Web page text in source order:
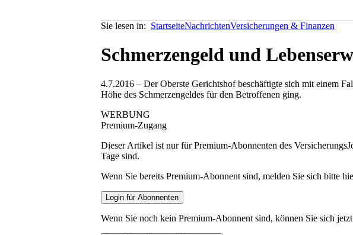
Sie lesen in: StartseiteNachrichtenVersicherungen & Finanzen
Schmerzengeld und
4.7.2016 – Der Oberste Gerichtshof beschäftigte sich mit einem
Höhe des Schmerzengeldes für den Betroffenen ging.
WERBUNG
Premium-Zugang
Dieser Artikel ist nur für Premium-Abonnenten des
Tage sind.
Wenn Sie bereits Premium-Abonnent sind, melden Sie sich bitte
Wenn Sie noch kein Premium-Abonnent sind, können Sie sich